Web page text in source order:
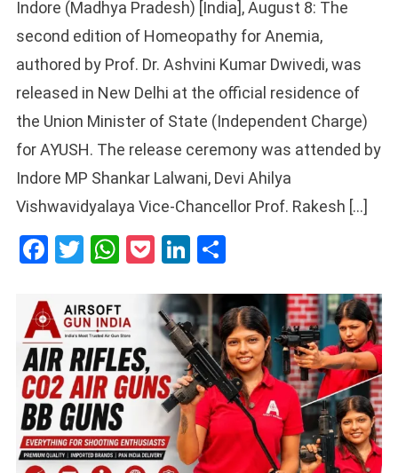
Indore (Madhya Pradesh) [India], August 8: The
second edition of Homeopathy for Anemia,
authored by Prof. Dr. Ashvini Kumar Dwivedi, was
released in New Delhi at the official residence of
the Union Minister of State (Independent Charge)
for AYUSH. The release ceremony was attended by
Indore MP Shankar Lalwani, Devi Ahilya
Vishwavidyalaya Vice-Chancellor Prof. Rakesh […]
Facebook
Twitter
WhatsApp
PocketLinkedIn